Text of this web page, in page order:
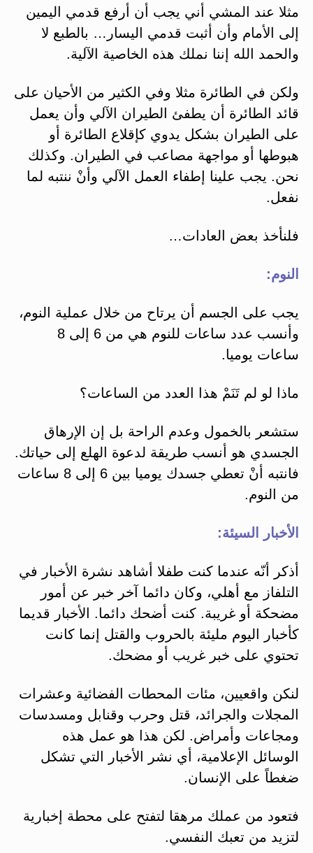
مثلا عند المشي أني يجب أن أرفع قدمي اليمين
إلى الأمام وأن أثبت قدمي اليسار… بالطبع لا
والحمد الله إننا نملك هذه الخاصية الآلية.
ولكن في الطائرة مثلا وفي الكثير من الأحيان على
قائد الطائرة أن يطفئ الطيران الآلي وأن يعمل
على الطيران بشكل يدوي كإقلاع الطائرة أو
هبوطها أو مواجهة مصاعب في الطيران. وكذلك
نحن. يجب علينا إطفاء العمل الآلي وأنْ ننتبه لما
نفعل.
فلنأخذ بعض العادات…
النوم:
يجب على الجسم أن يرتاح من خلال عملية النوم،
وأنسب عدد ساعات للنوم هي من 6 إلى 8
ساعات يوميا.
ماذا لو لم تَنَمْ هذا العدد من الساعات؟
ستشعر بالخمول وعدم الراحة بل إن الإرهاق
الجسدي هو أنسب طريقة لدعوة الهلع إلى حياتك.
فانتبه أنْ تعطي جسدك يوميا بين 6 إلى 8 ساعات
من النوم.
الأخبار السيئة:
أذكر أنّه عندما كنت طفلا أشاهد نشرة الأخبار في
التلفاز مع أهلي، وكان دائما آخر خبر عن أمور
مضحكة أو غريبة. كنت أضحك دائما. الأخبار قديما
كأخبار اليوم مليئة بالحروب والقتل إنما كانت
تحتوي على خبر غريب أو مضحك.
لنكن واقعيين، مئات المحطات الفضائية وعشرات
المجلات والجرائد، قتل وحرب وقنابل ومسدسات
ومجاعات وأمراض. لكن هذا هو عمل هذه
الوسائل الإعلامية، أي نشر الأخبار التي تشكل
ضغطاً على الإنسان.
فتعود من عملك مرهقا لتفتح على محطة إخبارية
لتزيد من تعبك النفسي.